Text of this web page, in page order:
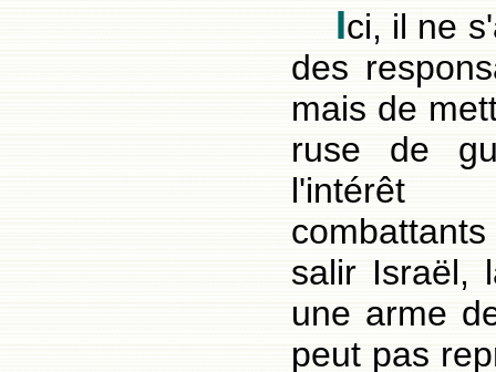
Ici, il ne
des
mais de
ruse de
l'intérêt
salir Israël,
une arme
peut pas